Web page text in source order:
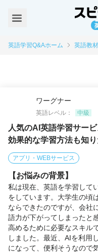
英語学習Q&Aホーム 英語教
ワーグナー
英語レベル：
中級
人気のAI英語学習サー
効果的な学習方法も知
アプリ・WEBサービス
【お悩みの背景】
私は現在、英語を学習して
をしています。大学生の頃
ならできたのですが、会社
語力が下がってしまったと
高めるために必要なスキル
しました。最近、AIを利用
になって、便利そうなので